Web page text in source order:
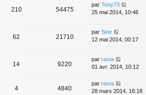
210 54475
par Tony73
25 mai 2014, 10:46
62 21710
par Sine
12 mai 2014, 00:17
14 9220
par rasta
01 avr. 2014, 10:12
4 4840
par rasta
28 mars 2014, 16:18